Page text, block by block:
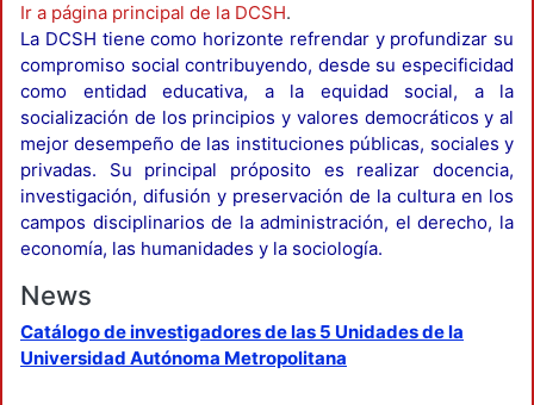
Ir a página principal de la DCSH.
La DCSH tiene como horizonte refrendar y profundizar su
compromiso social contribuyendo, desde su especificidad
como entidad educativa, a la equidad social, a la
socialización de los principios y valores democráticos y al
mejor desempeño de las instituciones públicas, sociales y
privadas. Su principal próposito es realizar docencia,
investigación, difusión y preservación de la cultura en los
campos disciplinarios de la administración, el derecho, la
economía, las humanidades y la sociología.
News
Catálogo de investigadores de las 5 Unidades de la
Universidad Autónoma Metropolitana